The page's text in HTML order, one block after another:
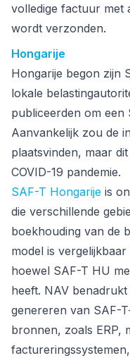
volledige factuur met
wordt verzonden.
Hongarije
Hongarije begon zijn
lokale
publiceerden om
Aanvankelijk zou de
plaatsvinden, maar
COVID-19 pandemie.
SAF-T Hongarije is
die verschillende
boekhouding van de
model is
hoewel SAF-T HU
heeft. NAV
genereren van SAF-
bronnen, zoals ERP,